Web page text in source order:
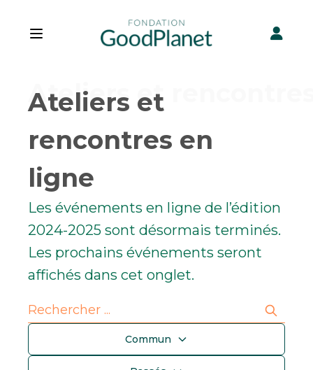
Open main menu
Ateliers et
rencontres en
ligne
Les événements en ligne de l’édition
2024-2025 sont désormais terminés.
Les prochains événements seront
affichés dans cet onglet.
Search
Commun